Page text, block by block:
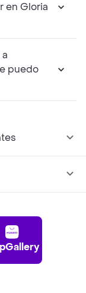
en Gloria
puedo